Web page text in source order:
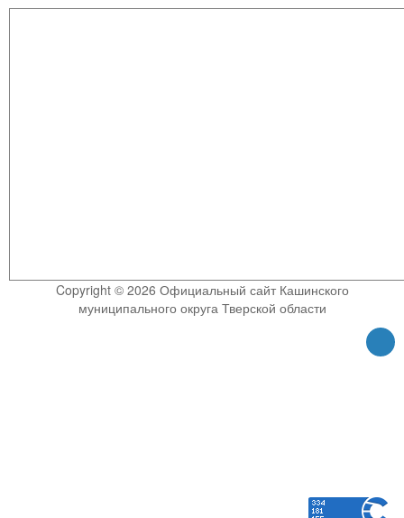
Copyright © 2026 Официальный сайт Кашинского
муниципального округа Тверской области